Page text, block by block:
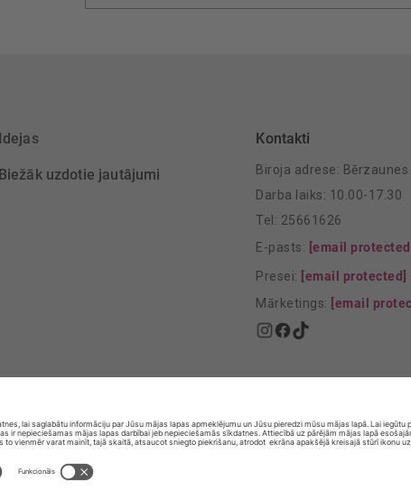
saņemšanai:
Idejas
Biežāk uzdotie jautājumi
Kontakti
Biroja adrese:
Darba laiks: 10.00-17.30
Tel: 25661626
E-pasts: [email protected]
Presei: [email protected]
Mārketings: [email